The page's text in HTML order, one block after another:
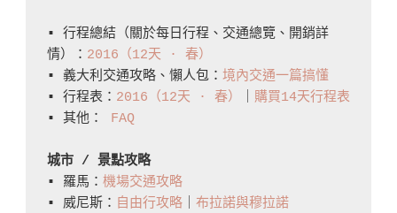
▪️ 行程總結（關於每日行程、交通總覽、開銷詳
情）： 2016（12天 · 春）
▪️ 義大利交通攻略、懶人包： 境內交通一篇搞懂
▪️ 行程表： 2016（12天 · 春）
購買14天行程表
▪️ 其他： FAQ
城市 / 景點攻略
▪️ 羅馬： 機場交通攻略
▪️ 威尼斯： 自由行攻略
布拉諾與穆拉諾